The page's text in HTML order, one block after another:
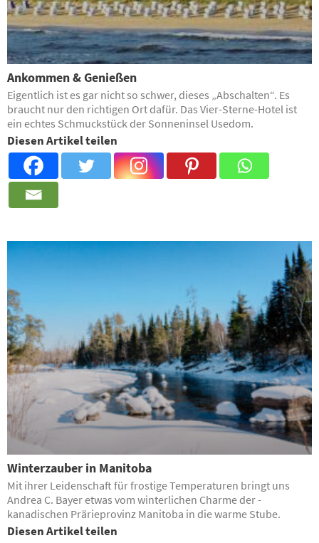
Ankommen & Genießen
Eigentlich ist es gar nicht so schwer, dieses „Abschalten“. Es
braucht nur den richtigen Ort dafür. Das Vier-Sterne-Hotel ist
ein echtes Schmuckstück der Sonneninsel Usedom.
Diesen Artikel teilen
Winterzauber in Manitoba
Mit ihrer Leidenschaft für frostige Temperaturen bringt uns
Andrea C. Bayer etwas vom winterlichen Charme der ­
kanadischen Prärieprovinz Manitoba in die ­warme Stube.
Diesen Artikel teilen